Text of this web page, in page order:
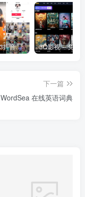
TikTok_v45.5.3抖音国际版_免拔卡解锁全球版
下一篇
WordSea 在线英语词典